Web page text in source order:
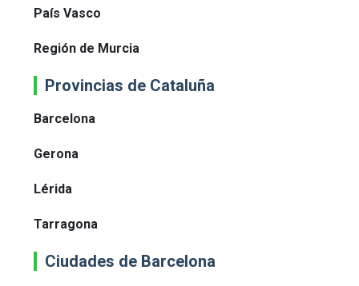
País Vasco
Región de Murcia
Provincias de Cataluña
Barcelona
Gerona
Lérida
Tarragona
Ciudades de Barcelona